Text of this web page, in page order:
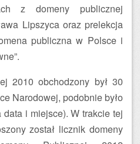
z domeny publicznej
Lipszyca oraz prelekcja
publiczna w Polsce i
2010 obchodzony był 30
Narodowej, podobnie było
i miejsce). W trakcie tej
został licznik domeny